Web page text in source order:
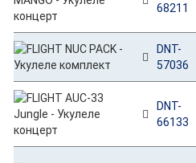
68211
DNT-
57036
DNT-
66133